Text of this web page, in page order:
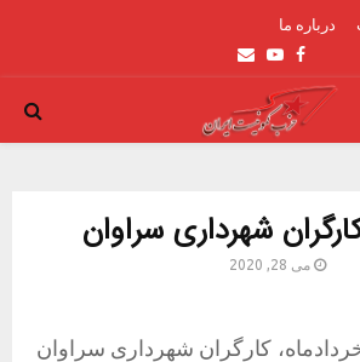
درباره ما
Facebook
Youtube
Email
شهرداری سراوان
می 28, 2020
چهارشنبه 7 خردادماه، کارگران شهرداری سراوان